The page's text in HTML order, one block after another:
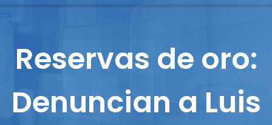
Reportajes
Columnistas
Reservas de oro:
Denuncian a Luis